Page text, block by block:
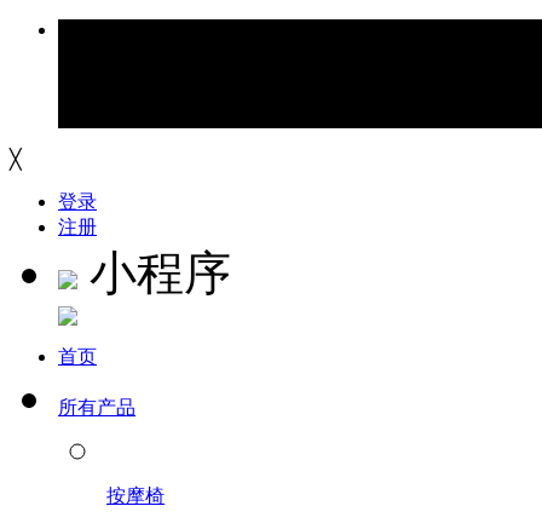
╳
登录
注册
小程序
首页
所有产品
按摩椅